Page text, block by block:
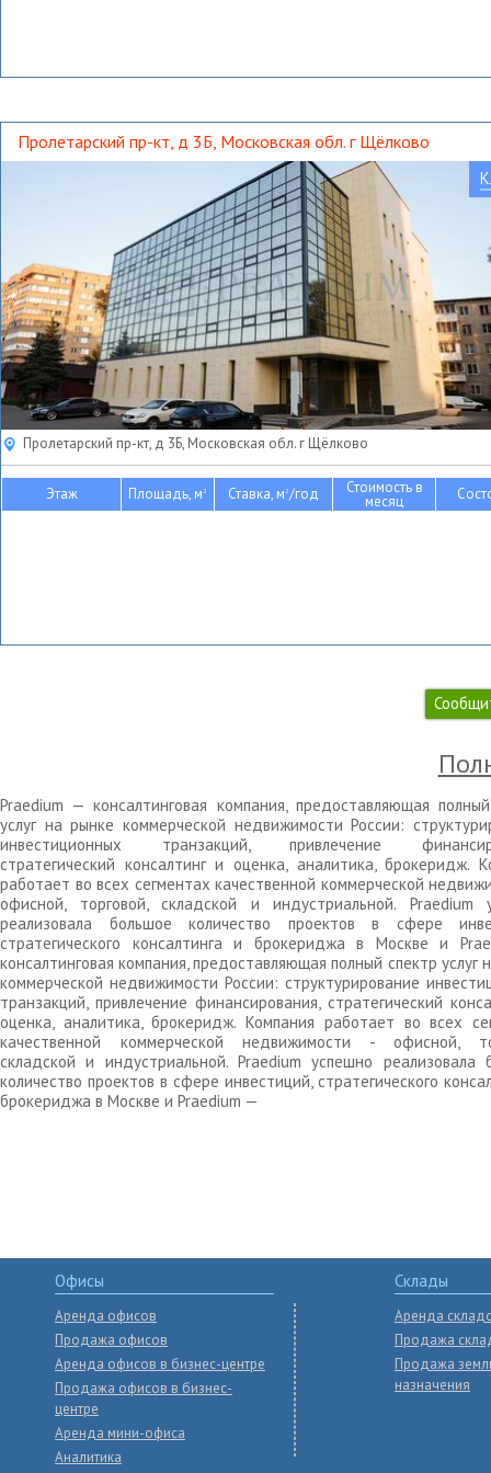
Пролетарский пр-кт, д 3Б, Московская обл. г Щёлково
Пролетарский пр-кт, д 3Б, Московская обл. г Щёлково
Этаж Площадь, м2 Ставка, м2/год Стоимость в
месяц
Praedium — консалтинговая компания, предоставляющая
услуг на рынке коммерческой недвижимости России:
инвестиционных транзакций, привлечение
стратегический консалтинг и оценка, аналитика, брокеридж.
работает во всех сегментах качественной коммерческой
офисной, торговой, складской и индустриальной. Praedium
реализовала большое количество проектов в сфере
стратегического консалтинга и брокериджа в Москве и
консалтинговая компания, предоставляющая полный спектр услуг
коммерческой недвижимости России: структурирование
транзакций, привлечение финансирования, стратегический
оценка, аналитика, брокеридж. Компания работает во всех
качественной коммерческой недвижимости - офисной,
складской и индустриальной. Praedium успешно реализовала
количество проектов в сфере инвестиций, стратегического
брокериджа в Москве и Praedium —
Офисы
Аренда офисов
Продажа офисов
Аренда офисов в бизнес-центре
Продажа офисов в бизнес-
центре
Аренда мини-офиса
Аналитика
Склады
Аренда
Продажа
Продажа
назначения